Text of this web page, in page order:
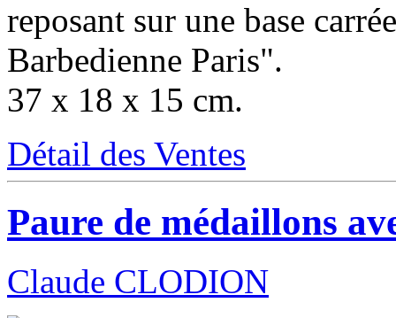
reposant sur une base
Barbedienne Paris".
37 x 18 x 15 cm.
Détail des Ventes
Paure de médaillons
Claude CLODION